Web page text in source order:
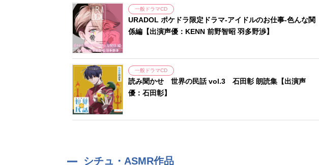
一般ドラマCD
URADOL ポケドラ限定ドラマ-アイドルのお仕事-色んな関
係編【出演声優：KENN 前野智昭 羽多野渉】
一般ドラマCD
読み聞かせ 世界の民話 vol.3 石田彰 朗読集【出演声
優：石田彰】
シチュ・ASMR作品